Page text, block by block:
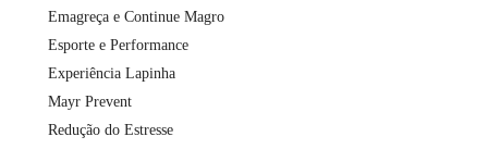
Emagreça e Continue Magro
Esporte e Performance
Experiência Lapinha
Mayr Prevent
Redução do Estresse